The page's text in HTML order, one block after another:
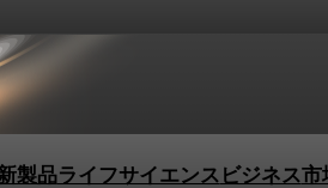
製品ライフサイエンス ビジネス市